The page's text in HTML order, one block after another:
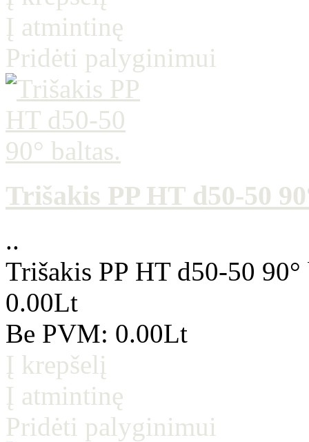
Į atmintinę
Pridėti palyginimui
Trišakis PP HT d50-50
..
Trišakis PP HT d50-50 90°
0.00Lt
Be PVM: 0.00Lt
Į krepšelį
Į atmintinę
Pridėti palyginimui